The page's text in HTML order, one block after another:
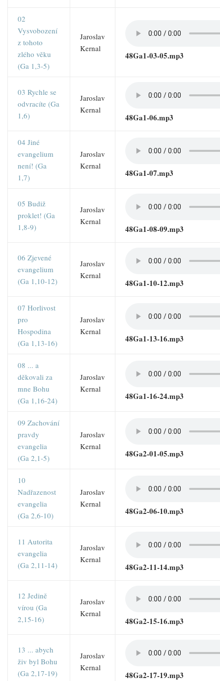
02
Vysvobození
z tohoto
zlého věku
(Ga 1,3-5)
Jaroslav
Kernal
48Ga1-03-05.mp3
03 Rychle se
odvracíte (Ga
1,6)
Jaroslav
Kernal
48Ga1-06.mp3
04 Jiné
evangelium
není! (Ga
1,7)
Jaroslav
Kernal
48Ga1-07.mp3
05 Budiž
proklet! (Ga
1,8-9)
Jaroslav
Kernal
48Ga1-08-09.mp3
06 Zjevené
evangelium
(Ga 1,10-12)
Jaroslav
Kernal
48Ga1-10-12.mp3
07 Horlivost
pro
Hospodina
(Ga 1,13-16)
Jaroslav
Kernal
48Ga1-13-16.mp3
08 ... a
děkovali za
mne Bohu
(Ga 1,16-24)
Jaroslav
Kernal
48Ga1-16-24.mp3
09 Zachování
pravdy
evangelia
(Ga 2,1-5)
Jaroslav
Kernal
48Ga2-01-05.mp3
10
Nadřazenost
evangelia
(Ga 2,6-10)
Jaroslav
Kernal
48Ga2-06-10.mp3
11 Autorita
evangelia
(Ga 2,11-14)
Jaroslav
Kernal
48Ga2-11-14.mp3
12 Jedině
vírou (Ga
2,15-16)
Jaroslav
Kernal
48Ga2-15-16.mp3
13 ... abych
živ byl Bohu
(Ga 2,17-19)
Jaroslav
Kernal
48Ga2-17-19.mp3